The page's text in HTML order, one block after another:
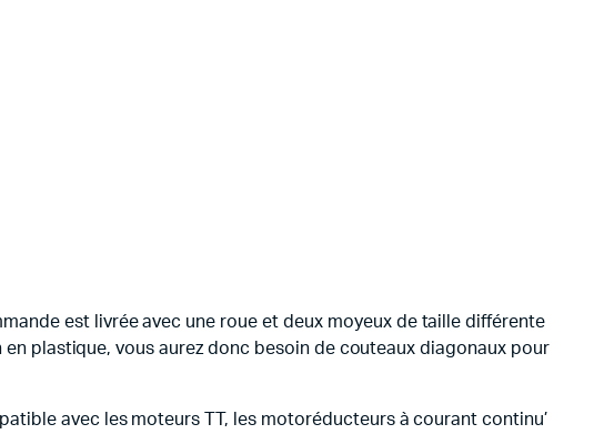
est livrée avec une roue et deux moyeux de taille différente
plastique, vous aurez donc besoin de couteaux diagonaux pour
avec les moteurs TT, les motoréducteurs à courant continu’